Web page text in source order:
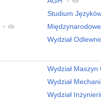
Studium
+
Wydział
Wydział
Wydział
Wydział